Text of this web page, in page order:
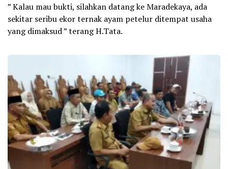
” Kalau mau bukti, silahkan datang ke Maradekaya, ada
sekitar seribu ekor ternak ayam petelur ditempat usaha
yang dimaksud ” terang H.Tata.